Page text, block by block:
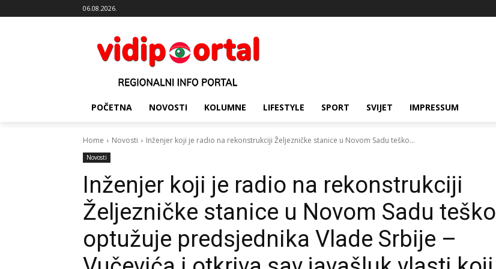
06.08.2026.
POČETNA NOVOSTI KOLUMNE LIFESTYLE SPORT SVIJET IMPRESSUM
Home Novosti Inženjer koji je radio na rekonstrukciji Željezničke stanice u Novom Sadu teško...
Novosti
Inženjer koji je radio na rekonstrukciji
Željezničke stanice u Novom Sadu teško
optužuje predsjednika Vlade Srbije –